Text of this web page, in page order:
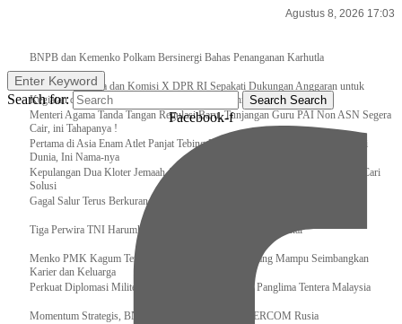
Agustus 8, 2026 17:03
BNPB dan Kemenko Polkam Bersinergi Bahas Penanganan Karhutla
Raker Kemenpora dan Komisi X DPR RI Sepakati Dukungan Anggaran untuk
Kegiatan dan Program Prioritas Pemuda dan Olahraga
Menteri Agama Tanda Tangan Regulasi Baru, Tunjangan Guru PAI Non ASN Segera
Cair, ini Tahapanya !
Pertama di Asia Enam Atlet Panjat Tebing Indonesia Taklukkan Tebing Tertinggi
Dunia, Ini Nama-nya
Kepulangan Dua Kloter Jemaah Asal Surabaya Tertunda, Kemenag Upayakan Cari
Solusi
Gagal Salur Terus Berkurang, Gus Ipul: 405 Ribu Lebih Bansos Cair
Tiga Perwira TNI Harumkan Indonesia Di Kancah Internasional
Menko PMK Kagum Terhadap Perempuan Modern yang Mampu Seimbangkan
Karier dan Keluarga
Perkuat Diplomasi Militer, Panglima TNI Terima CC Panglima Tentera Malaysia
Momentum Strategis, BNPB Terima Kunjungan EMERCOM Rusia
Enter Keyword
Search for: Search Search
Facebook-f